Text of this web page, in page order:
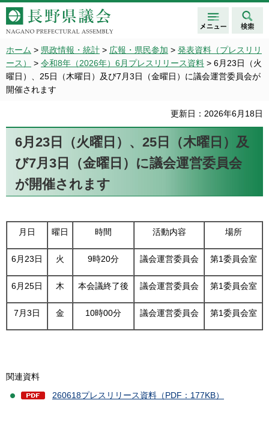
長野県議会 NAGANO
PREFECTURAL ASSEMBLY
メニュ
ー
検索
ホーム > 県政情報・統計 > 広報・県民参加 > 発表資料（プレスリリ
ース）
> 令和8年（2026年）6月プレスリリース資料 > 6月23日（火
曜日）、25日（木曜日）及び7月3日（金曜日）に議会運営委員会が
開催されます
更新日：2026年6月18日
6月23日（火曜日）、25日（木曜日）及
び7月3日（金曜日）に議会運営委員会
が開催されます
月日 曜日 時間 活動内容 場所
6月23日 火 9時20分 議会運営委員会 第1委員会室
6月25日 木 本会議終了後 議会運営委員会 第1委員会室
7月3日 金 10時00分 議会運営委員会 第1委員会室
関連資料
260618プレスリリース資料（PDF：177KB）